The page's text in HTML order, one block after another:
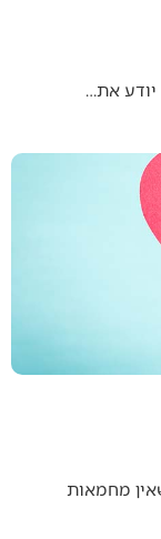
יודע את…
מחמאות